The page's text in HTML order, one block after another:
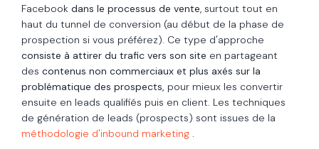
Facebook dans le processus de vente , surtout tout en
haut du tunnel de conversion (au début de la phase de
prospection si vous préférez). Ce type d'approche
consiste à attirer du trafic vers son site en partageant
des contenus non commerciaux et plus axés sur la
problématique des prospects, pour mieux les convertir
ensuite en leads qualifiés puis en client. Les techniques
de génération de leads (prospects) sont issues de la
méthodologie d'inbound marketing